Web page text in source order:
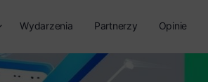
Wydarzenia Partnerzy Opinie